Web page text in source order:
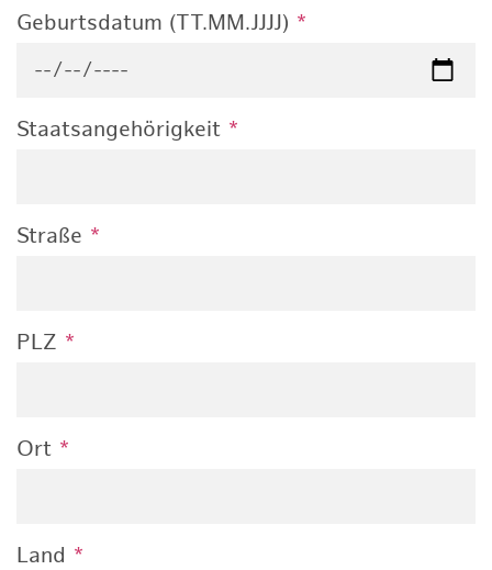
Geburtsdatum (TT.MM.JJJJ) *
Staatsangehörigkeit *
Straße *
PLZ *
Ort *
Land *